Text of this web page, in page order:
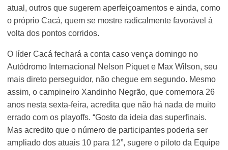
atual, outros que sugerem aperfeiçoamentos e ainda, como
o próprio Cacá, quem se mostre radicalmente favorável à
volta dos pontos corridos.
O líder Cacá fechará a conta caso vença domingo no
Autódromo Internacional Nelson Piquet e Max Wilson, seu
mais direto perseguidor, não chegue em segundo. Mesmo
assim, o campineiro Xandinho Negrão, que comemora 26
anos nesta sexta-feira, acredita que não há nada de muito
errado com os playoffs. “Gosto da ideia das superfinais.
Mas acredito que o número de participantes poderia ser
ampliado dos atuais 10 para 12”, sugere o piloto da Equipe